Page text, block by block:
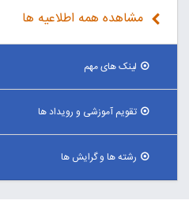
مشاهده همه اطلاعیه ها
تقویم آموزشی و رویداد ها